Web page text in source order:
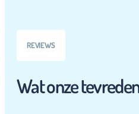
REVIEWS
Wat onze